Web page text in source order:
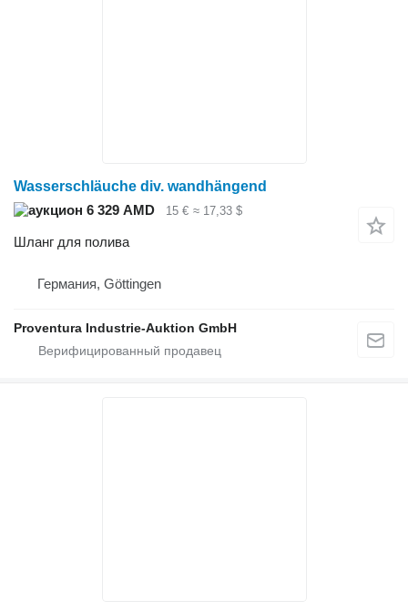
Wasserschläuche div. wandhängend
6 329 AMD
15 € ≈ 17,33 $
Шланг для полива
Германия, Göttingen
Proventura Industrie-Auktion GmbH